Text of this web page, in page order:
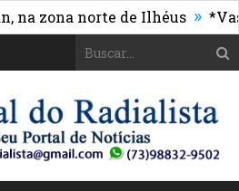
zona norte de Ilhéus » *Vasco